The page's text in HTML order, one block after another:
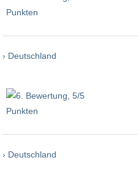
› Deutschland
› Deutschland